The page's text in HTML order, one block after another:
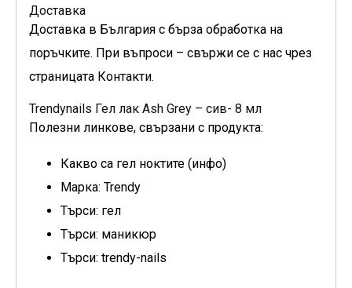
Доставка
Доставка в България с бърза обработка на
поръчките. При въпроси – свържи се с нас чрез
страницата Контакти.
Trendynails Гел лак Ash Grey – сив- 8 мл
Полезни линкове, свързани с продукта:
Какво са гел ноктите (инфо)
Марка: Trendy
Търси: гел
Търси: маникюр
Търси: trendy-nails